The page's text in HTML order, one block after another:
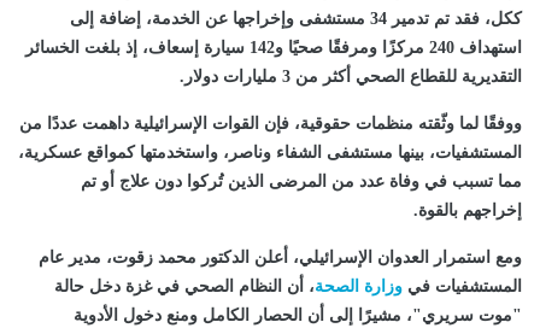
ككل، فقد تم تدمير 34 مستشفى وإخراجها عن الخدمة، إضافة إلى
استهداف 240 مركزًا ومرفقًا صحيًا و142 سيارة إسعاف، إذ بلغت الخسائر
التقديرية للقطاع الصحي أكثر من 3 مليارات دولار.
ووفقًا لما وثّقته منظمات حقوقية، فإن القوات الإسرائيلية داهمت عددًا من
المستشفيات، بينها مستشفى الشفاء وناصر، واستخدمتها كمواقع عسكرية،
مما تسبب في وفاة عدد من المرضى الذين تُركوا دون علاج أو تم
إخراجهم بالقوة.
ومع استمرار العدوان الإسرائيلي، أعلن الدكتور محمد زقوت، مدير عام
المستشفيات في وزارة الصحة، أن النظام الصحي في غزة دخل حالة
"موت سريري"، مشيرًا إلى أن الحصار الكامل ومنع دخول الأدوية